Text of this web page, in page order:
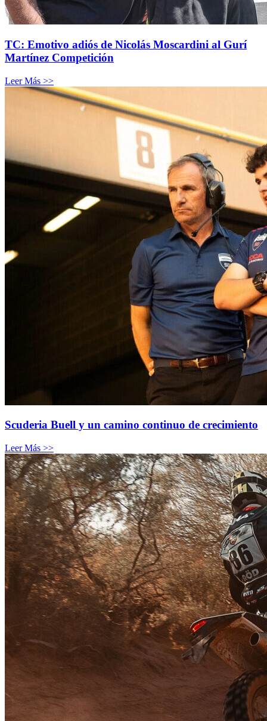
TC: Emotivo adiós de Nicolás Moscardini al Gurí
Martínez Competición
Leer Más >>
Scuderia Buell y un camino continuo de crecimiento
Leer Más >>